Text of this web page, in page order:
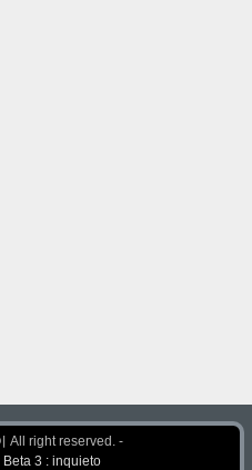
All right reserved. -
Beta 3 : inquieto